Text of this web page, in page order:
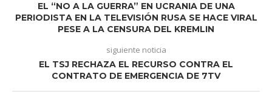
EL “NO A LA GUERRA” EN UCRANIA DE UNA
PERIODISTA EN LA TELEVISIÓN RUSA SE HACE VIRAL
PESE A LA CENSURA DEL KREMLIN
siguiente noticia
EL TSJ RECHAZA EL RECURSO CONTRA EL
CONTRATO DE EMERGENCIA DE 7TV